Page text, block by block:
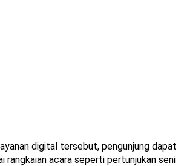
digital tersebut, pengunjung dapat
rangkaian acara seperti pertunjukan seni